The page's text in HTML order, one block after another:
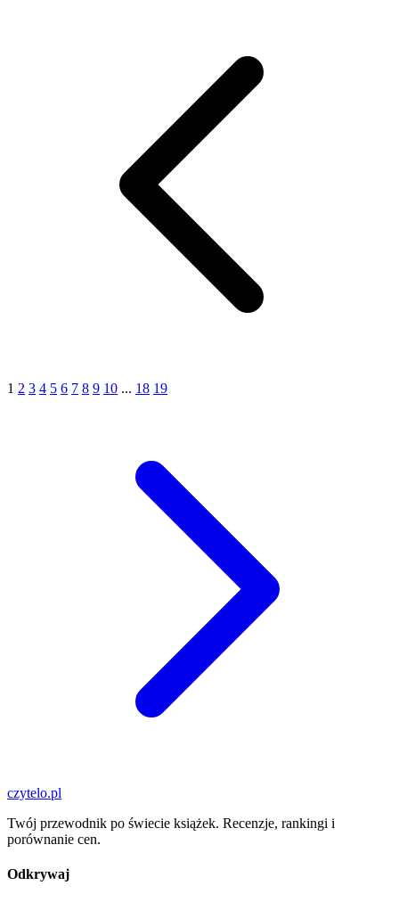
1 2 3 4 5 6 7 8 9 10 ... 18 19
czytelo.pl
Twój przewodnik po świecie książek. Recenzje, rankingi i
porównanie cen.
Odkrywaj